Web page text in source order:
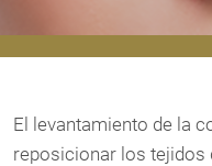
El levantamiento de la
reposicionar los tejidos